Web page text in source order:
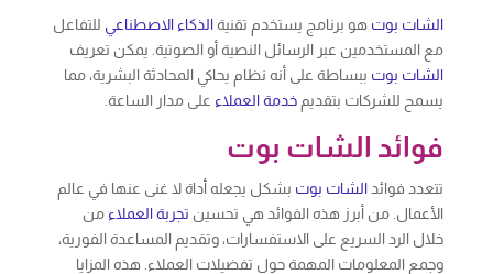
الشات بوت هو برنامج يستخدم تقنيةالذكاء الاصطناعي للتفاعل
مع المستخدمين عبر الرسائل النصية أو الصوتية. يمكن تعريف
الشات بوت ببساطة على أنه نظام يحاكي المحادثة البشرية، مما
يسمح للشركات بتقديم خدمة العملاء على مدار الساعة.
فوائد الشات بوت
تتعدد فوائد الشات بوت بشكل يجعله أداة لا غنى عنها في عالم
الأعمال. من أبرز هذه الفوائد هي تحسين تجربة العملاء من
خلال الرد السريع على الاستفسارات، وتقديم المساعدة الفورية،
وجمع المعلومات المهمة حول تفضيلات العملاء. هذه المزايا